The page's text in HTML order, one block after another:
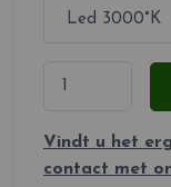
Vindt u het
contact met